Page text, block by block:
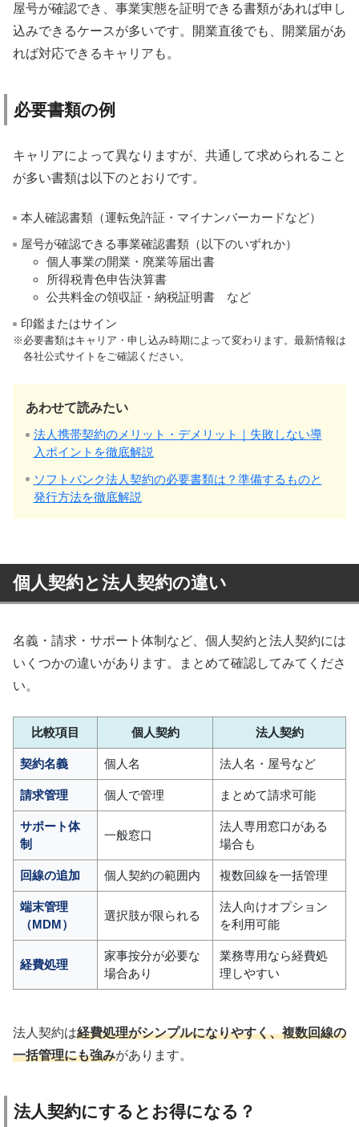
屋号が確認でき、事業実態を証明できる書類があれば申し
込みできるケースが多いです。開業直後でも、開業届があ
れば対応できるキャリアも。
必要書類の例
キャリアによって異なりますが、共通して求められること
が多い書類は以下のとおりです。
本人確認書類（運転免許証・マイナンバーカードなど）
屋号が確認できる事業確認書類（以下のいずれか）
個人事業の開業・廃業等届出書
所得税青色申告決算書
公共料金の領収証・納税証明書 など
印鑑またはサイン
必要書類はキャリア・申し込み時期によって変わります。最新情報は
各社公式サイトをご確認ください。
あわせて読みたい
法人携帯契約のメリット・デメリット｜失敗しない導
入ポイントを徹底解説
ソフトバンク法人契約の必要書類は？準備するものと
発行方法を徹底解説
個人契約と法人契約の違い
名義・請求・サポート体制など、個人契約と法人契約には
いくつかの違いがあります。まとめて確認してみてくださ
い。
比較項目 個人契約 法人契約
契約名義 個人名 法人名・屋号など
請求管理 個人で管理 まとめて請求可能
サポート体
制
一般窓口
法人専用窓口がある
場合も
回線の追加 個人契約の範囲内 複数回線を一括管理
端末管理
（MDM）
選択肢が限られる
法人向けオプション
を利用可能
経費処理
家事按分が必要な
場合あり
業務専用なら経費処
理しやすい
法人契約は経費処理がシンプルになりやすく、複数回線の
一括管理にも強みがあります。
法人契約にするとお得になる？